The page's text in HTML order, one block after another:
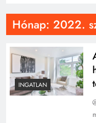
Hónap: 2022.
INGATLAN